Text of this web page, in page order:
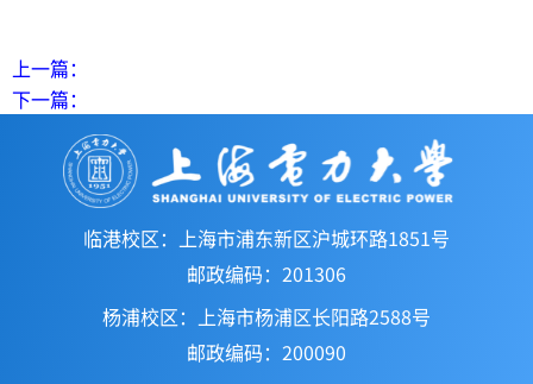
上一篇：
下一篇：
临港校区：上海市浦东新区沪城环路1851号
邮政编码：201306
杨浦校区：上海市杨浦区长阳路2588号
邮政编码：200090